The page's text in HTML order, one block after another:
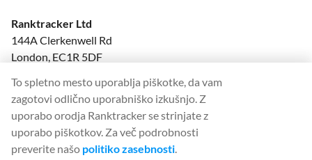
Ranktracker Ltd
144A Clerkenwell Rd
London, EC1R 5DF
felix@ranktracker.com
2015 - 2026© Ranktracker. All Rights Reserved.
To spletno mesto uporablja piškotke, da vam
zagotovi odlično uporabniško izkušnjo. Z
uporabo orodja Ranktracker se strinjate z
uporabo piškotkov. Za več podrobnosti
preverite našo politiko zasebnosti.